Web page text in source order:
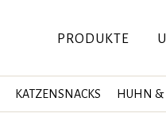
PRODUKTE
KATZENSNACKS HUHN &